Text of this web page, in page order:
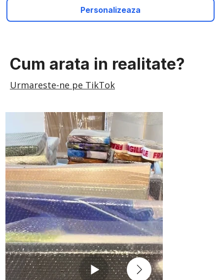
Personalizeaza
Cum arata in realitate?
Urmareste-ne pe TikTok